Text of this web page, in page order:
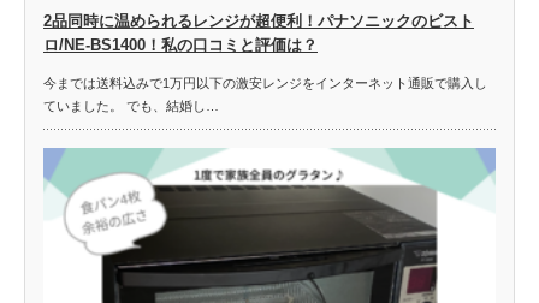
2品同時に温められるレンジが超便利！パナソニックのビスト
ロ/NE-BS1400！私の口コミと評価は？
今までは送料込みで1万円以下の激安レンジをインターネット通販で購入し
ていました。 でも、結婚し…